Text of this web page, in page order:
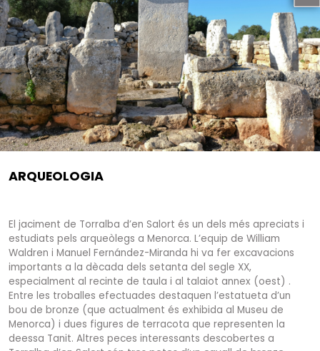
ARQUEOLOGIA
El jaciment de Torralba d’en Salort és un dels més apreciats i
estudiats pels arqueòlegs a Menorca. L’equip de William
Waldren i Manuel Fernández-Miranda hi va fer excavacions
importants a la dècada dels setanta del segle XX,
especialment al recinte de taula i al talaiot annex (oest) .
Entre les troballes efectuades destaquen l’estatueta d’un
bou de bronze (que actualment és exhibida al Museu de
Menorca) i dues figures de terracota que representen la
deessa Tanit. Altres peces interessants descobertes a